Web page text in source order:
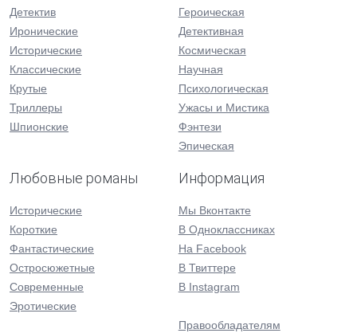
Детектив
Иронические
Исторические
Классические
Крутые
Триллеры
Шпионские
Героическая
Детективная
Космическая
Научная
Психологическая
Ужасы и Мистика
Фэнтези
Эпическая
Любовные романы
Исторические
Короткие
Фантастические
Остросюжетные
Современные
Эротические
Информация
Мы Вконтакте
В Одноклассниках
На Facebook
В Твиттере
В Instagram
Правообладателям